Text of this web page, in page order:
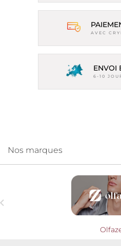
AVEC
ENVOI
6-10
Nos marques